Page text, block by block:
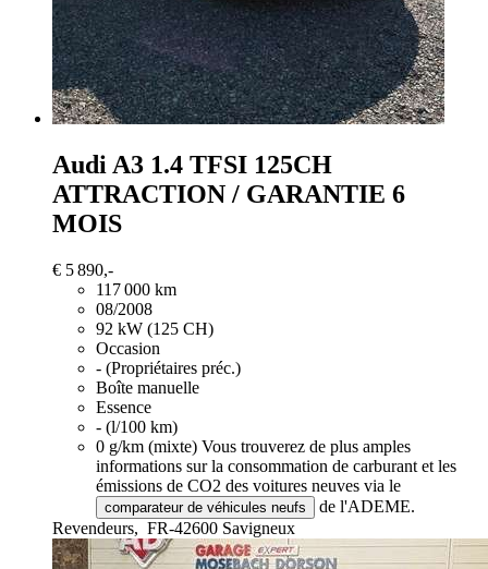
Audi A3 1.4 TFSI 125CH
ATTRACTION / GARANTIE 6
MOIS
€ 5 890,-
117 000 km
08/2008
92 kW (125 CH)
Occasion
- (Propriétaires préc.)
Boîte manuelle
Essence
- (l/100 km)
0 g/km (mixte) Vous trouverez de plus amples
informations sur la consommation de carburant et les
émissions de CO2 des voitures neuves via le
comparateur de véhicules neufs
de l'ADEME.
Revendeurs, FR-42600 Savigneux